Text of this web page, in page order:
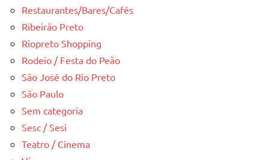
Restaurantes/Bares/Cafés
Ribeirão Preto
Riopreto Shopping
Rodeio / Festa do Peão
São José do Rio Preto
São Paulo
Sem categoria
Sesc / Sesi
Teatro / Cinema